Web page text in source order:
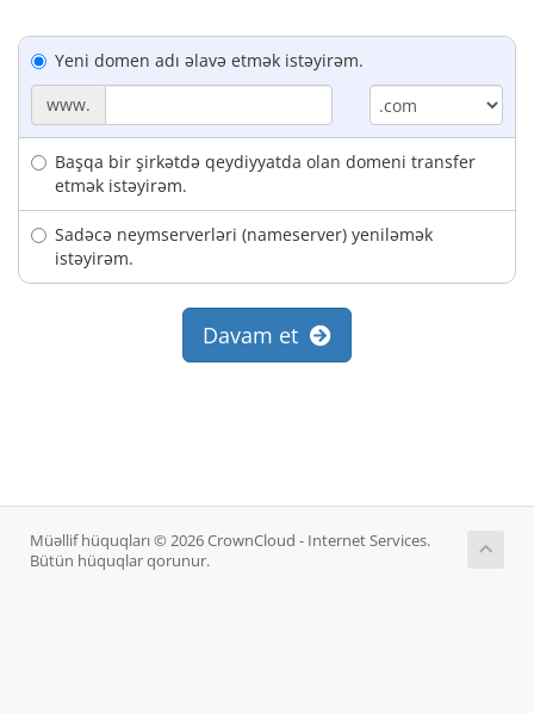
Yeni domen adı əlavə etmək istəyirəm.
www.
Başqa bir şirkətdə qeydiyyatda olan domeni transfer
etmək istəyirəm.
Sadəcə neymserverləri (nameserver) yeniləmək
istəyirəm.
Davam et
Müəllif hüquqları © 2026 CrownCloud - Internet Services.
Bütün hüquqlar qorunur.